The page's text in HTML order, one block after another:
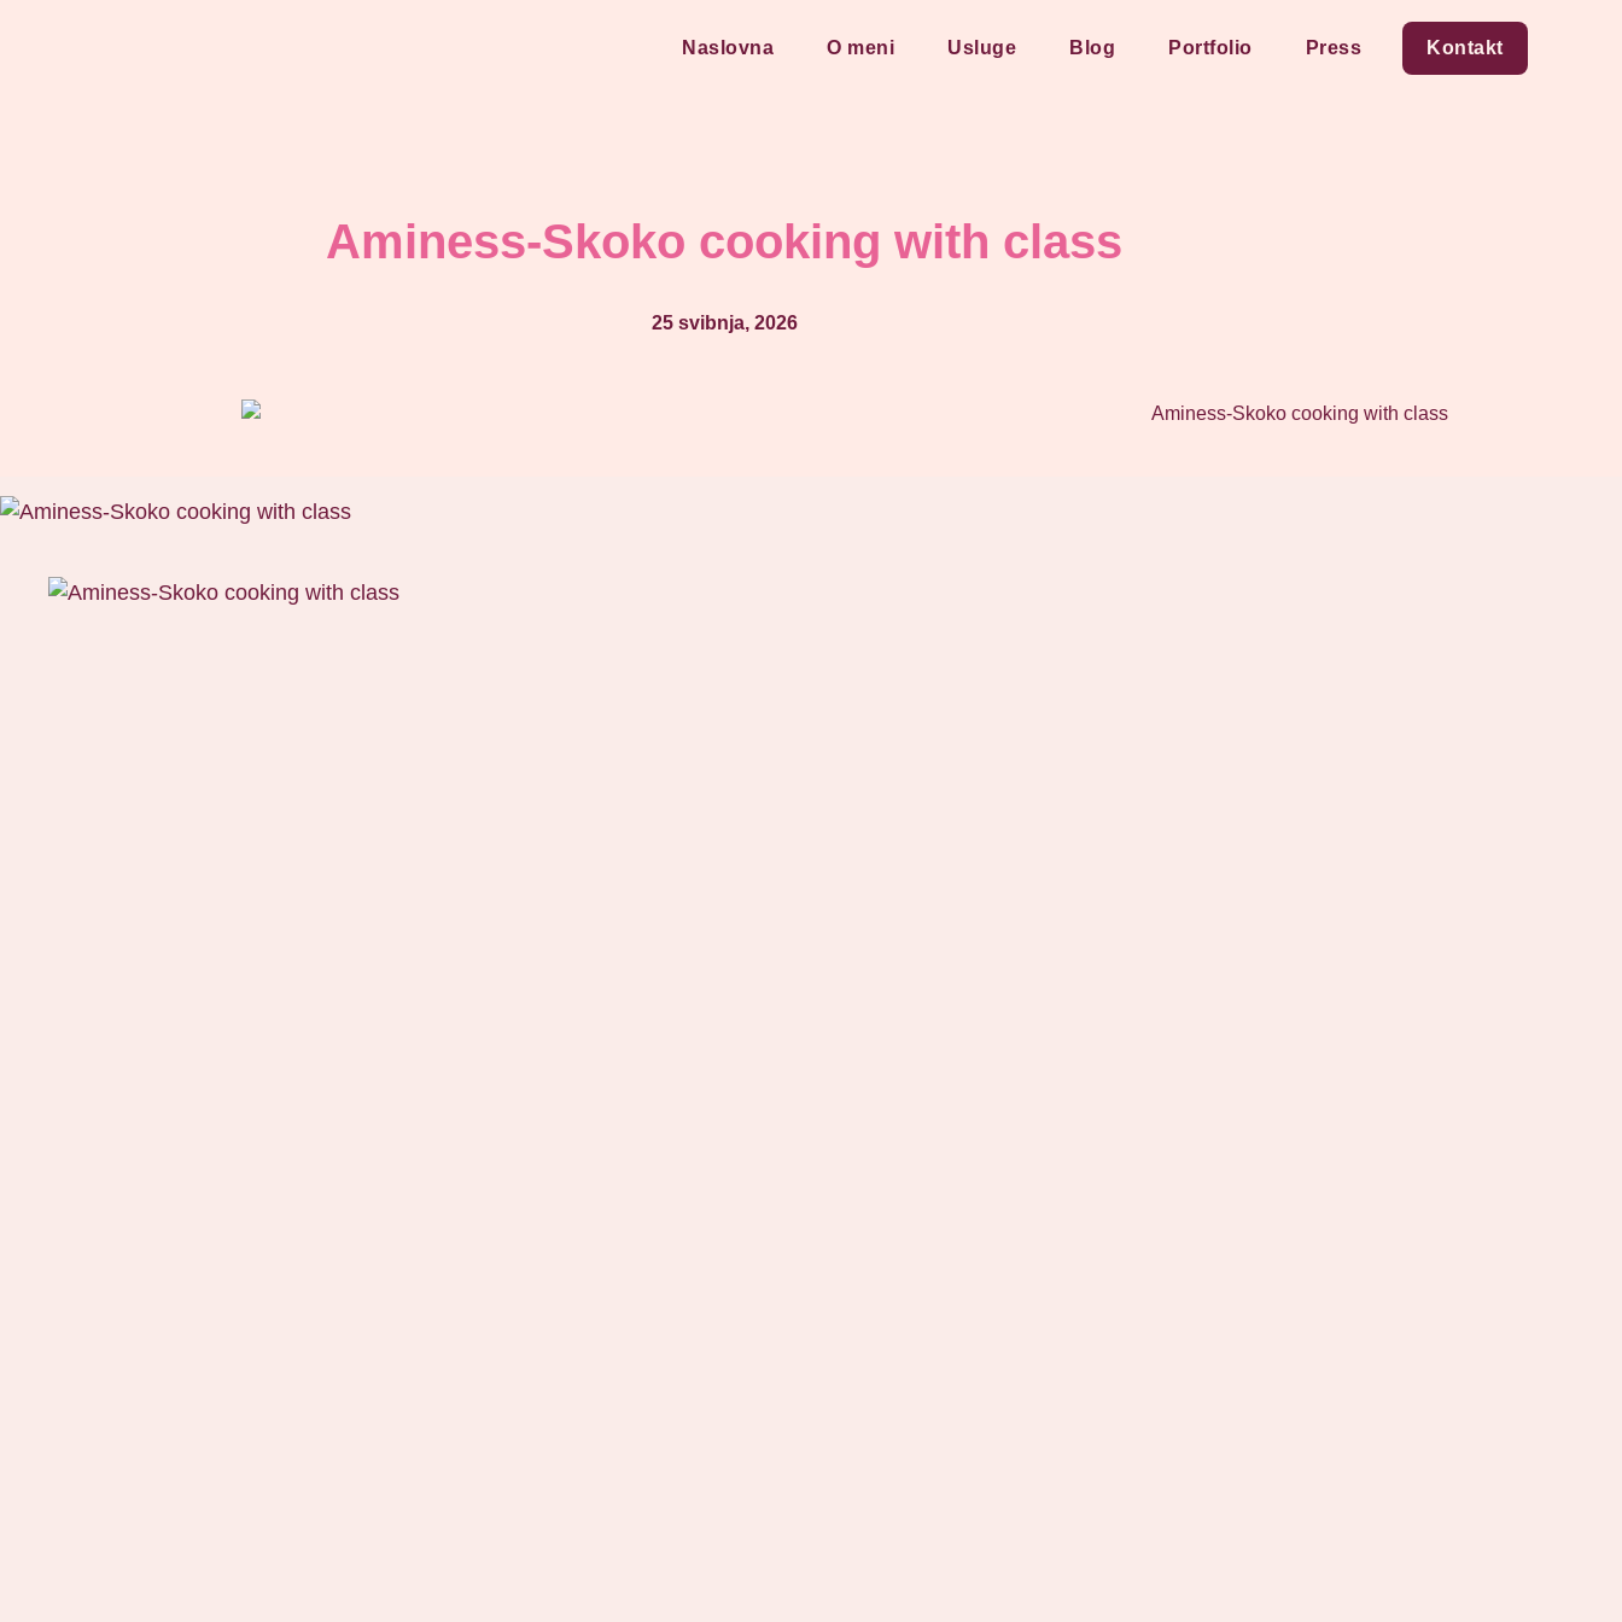
Naslovna O meni Usluge Blog Portfolio Press Kontakt
Aminess-Skoko cooking with class
25 svibnja, 2026